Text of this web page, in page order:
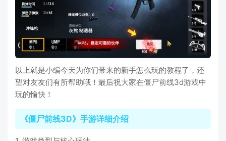
以上就是小编今天为你们带来的新手怎么玩的教程了，还
望对友友们有所帮助哦！最后祝大家在僵尸前线3d游戏中
玩的愉快！
《僵尸前线3D》手游详细介绍